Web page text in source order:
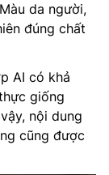
da người,
đúng chất
AI có khả
giống
nội dung
cũng được